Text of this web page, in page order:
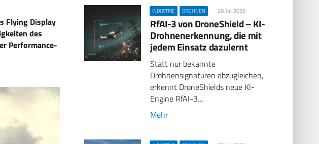
Flying Display
des
Performance-
INDUSTRIE DROHNEN 28. Juli 2026
RfAI-3 von DroneShield – KI-
Drohnenerkennung, die mit
jedem Einsatz dazulernt
Statt nur bekannte
Drohnensignaturen abzugleichen,
erkennt DroneShields neue KI-
Engine RfAI-3…
Mehr